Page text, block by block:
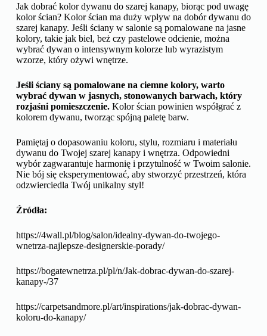
Jak dobrać kolor dywanu do szarej kanapy, biorąc pod uwagę
kolor ścian? Kolor ścian ma duży wpływ na dobór dywanu do
szarej kanapy. Jeśli ściany w salonie są pomalowane na jasne
kolory, takie jak biel, beż czy pastelowe odcienie, można
wybrać dywan o intensywnym kolorze lub wyrazistym
wzorze, który ożywi wnętrze.
Jeśli ściany są pomalowane na ciemne kolory, warto
wybrać dywan w jasnych, stonowanych barwach, który
rozjaśni pomieszczenie.Kolor ścian powinien współgrać z
kolorem dywanu, tworząc spójną paletę barw.
Pamiętaj o dopasowaniu koloru, stylu, rozmiaru i materiału
dywanu do Twojej szarej kanapy i wnętrza. Odpowiedni
wybór zagwarantuje harmonię i przytulność w Twoim salonie.
Nie bój się eksperymentować, aby stworzyć przestrzeń, która
odzwierciedla Twój unikalny styl!
Źródła:
https://4wall.pl/blog/salon/idealny-dywan-do-twojego-
wnetrza-najlepsze-designerskie-porady/
https://bogatewnetrza.pl/pl/n/Jak-dobrac-dywan-do-szarej-
kanapy-/37
https://carpetsandmore.pl/art/inspirations/jak-dobrac-dywan-
koloru-do-kanapy/